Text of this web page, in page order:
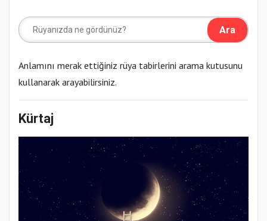
Anlamını merak ettiğiniz rüya tabirlerini arama kutusunu
kullanarak arayabilirsiniz.
Kürtaj